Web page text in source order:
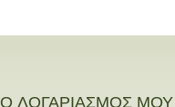
Ο ΛΟΓΑΡΙΑΣΜΟΣ ΜΟΥ